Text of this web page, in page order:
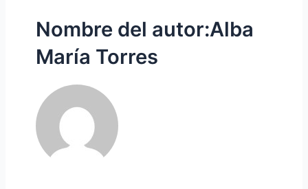
Nombre del autor:Alba
María Torres